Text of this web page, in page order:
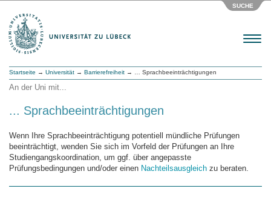
SUCHE
Menu
Startseite → Universität → Barrierefreiheit → … Sprachbeeinträchtigungen
An der Uni mit...
... Sprachbeeinträchtigungen
Wenn Ihre Sprachbeeinträchtigung potentiell mündliche Prüfungen
beeinträchtigt, wenden Sie sich im Vorfeld der Prüfungen an Ihre
Studiengangskoordination, um ggf. über angepasste
Prüfungsbedingungen und/oder einen Nachteilsausgleich zu beraten.